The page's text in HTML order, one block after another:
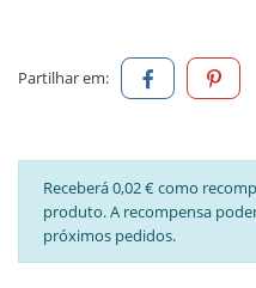
Partilhar em:
Receberá 0,02 € como
produto. A recompensa
próximos pedidos.